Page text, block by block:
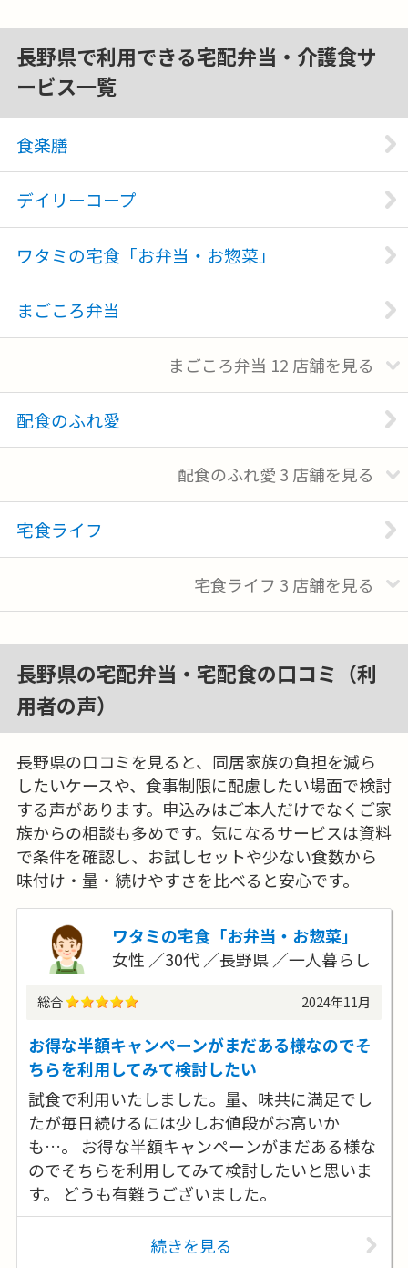
長野県で利用できる宅配弁当・介護食サ
ービス一覧
食楽膳
デイリーコープ
ワタミの宅食「お弁当・お惣菜」
まごころ弁当
まごころ弁当 12 店舗を
配食のふれ愛
配食のふれ愛 3 店舗を
宅食ライフ
宅食ライフ 3 店舗を
長野県の宅配弁当・宅配食の口コミ（利
用者の声）
長野県の口コミを見ると、同居家族の負担を減ら
したいケースや、食事制限に配慮したい場面で検討
する声があります。申込みはご本人だけでなくご家
族からの相談も多めです。気になるサービスは資料
で条件を確認し、お試しセットや少ない食数から
味付け・量・続けやすさを比べると安心です。
ワタミの宅食「お弁当・お惣菜」
女性
30代 長野県 一人暮らし
総合 2024年11月
お得な半額キャンペーンがまだある様なのでそ
ちらを利用してみて検討したい
試食で利用いたしました。量、味共に満足でし
たが毎日続けるには少しお値段がお高いか
も…。 お得な半額キャンペーンがまだある様な
のでそちらを利用してみて検討したいと思いま
す。 どうも有難うございました。
続きを見る